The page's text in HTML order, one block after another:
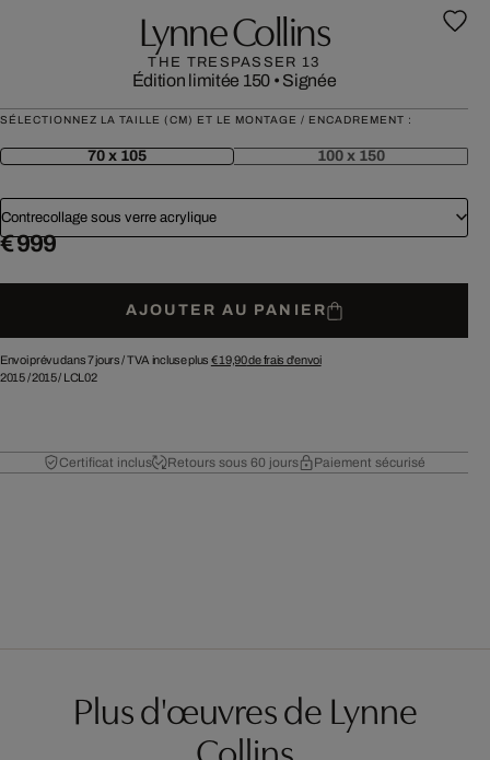
Lynne Collins
THE TRESPASSER 13
Édition limitée 150 • Signée
SÉLECTIONNEZ LA TAILLE (CM) ET LE MONTAGE / ENCADREMENT :
70 x 105 100 x 150
Contrecollage sous verre acrylique
€ 999
AJOUTER AU PANIER
Envoi prévu dans 7 jours /TVA incluse plus € 19,90de frais d'envoi
2015/2015/ LCL02
Certificat inclus Retours sous 60 jours Paiement sécurisé
Plus d'œuvres de Lynne
Collins